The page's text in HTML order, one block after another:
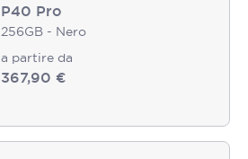
P40 Pro
256GB - Nero
a partire da
367,90 €